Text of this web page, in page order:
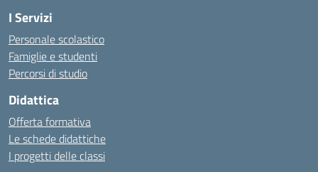
I Servizi
Personale scolastico
Famiglie e studenti
Percorsi di studio
Didattica
Offerta formativa
Le schede didattiche
I progetti delle classi